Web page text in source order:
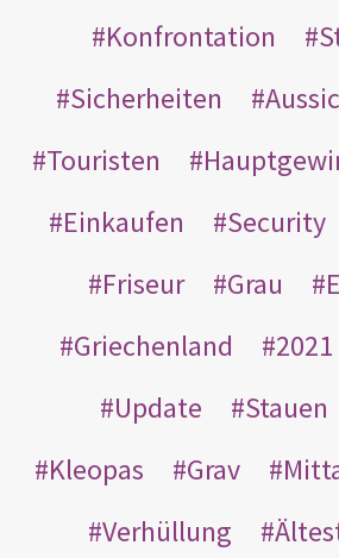
Konfrontation
Sicherheiten
Touristen
Einkaufen
Security
Friseur
Grau
Griechenland
2021
Update
Stauen
Kleopas
Grav
Verhüllung